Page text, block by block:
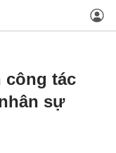
công tác
sự